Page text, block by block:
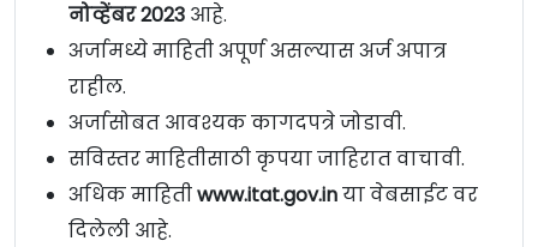
नोव्हेंबर 2023 आहे.
अर्जामध्ये माहिती अपूर्ण असल्यास अर्ज अपात्र
राहील.
अर्जासोबत आवश्यक कागदपत्रे जोडावी.
सविस्तर माहितीसाठी कृपया जाहिरात वाचावी.
अधिक माहितीwww.itat.gov.inया वेबसाईट वर
दिलेली आहे.